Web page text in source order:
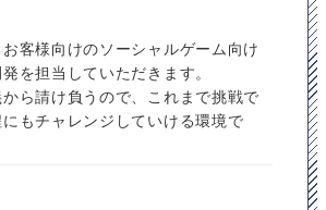
客様向けのソーシャルゲーム向け
を担当していただきます。
ら請け負うので、これまで挑戦で
もチャレンジしていける環境で